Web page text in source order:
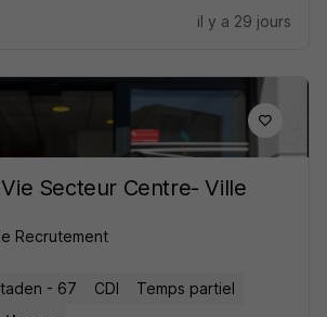
il y a 29 jours
Secteur Centre- Ville
Recrutement
- 67 CDI
Temps partiel